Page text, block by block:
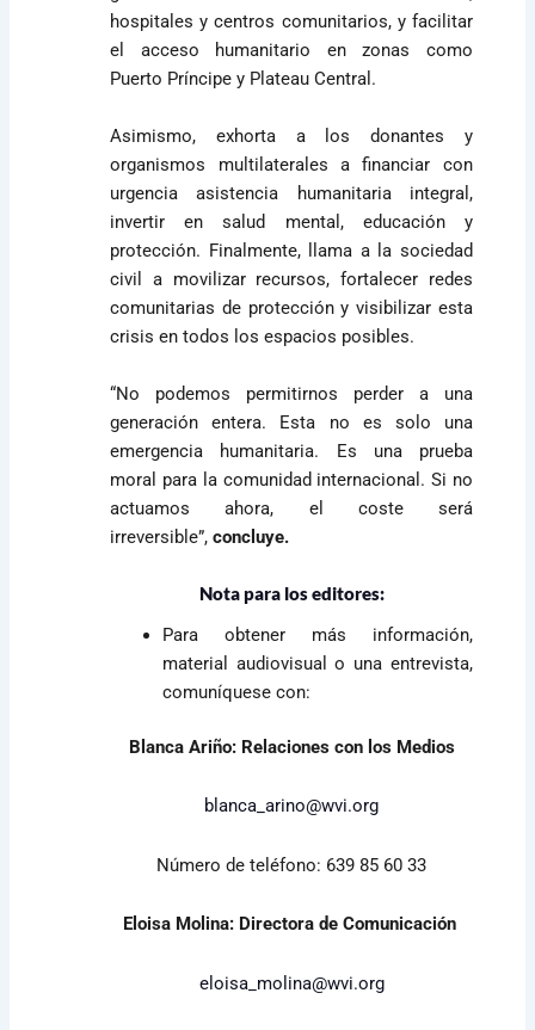
hospitales y centros comunitarios, y facilitar
el acceso humanitario en zonas como
Puerto Príncipe y Plateau Central.
Asimismo, exhorta a los donantes y
organismos multilaterales a financiar con
urgencia asistencia humanitaria integral,
invertir en salud mental, educación y
protección. Finalmente, llama a la sociedad
civil a movilizar recursos, fortalecer redes
comunitarias de protección y visibilizar esta
crisis en todos los espacios posibles.
“No podemos permitirnos perder a una
generación entera. Esta no es solo una
emergencia humanitaria. Es una prueba
moral para la comunidad internacional. Si no
actuamos ahora, el coste será
irreversible”,concluye.
Nota para los editores:
Para obtener más información,
material audiovisual o una entrevista,
comuníquese con:
Blanca Ariño: Relaciones con los Medios
blanca_arino@wvi.org
Número de teléfono: 639 85 60 33
Eloisa Molina: Directora de Comunicación
eloisa_molina@wvi.org